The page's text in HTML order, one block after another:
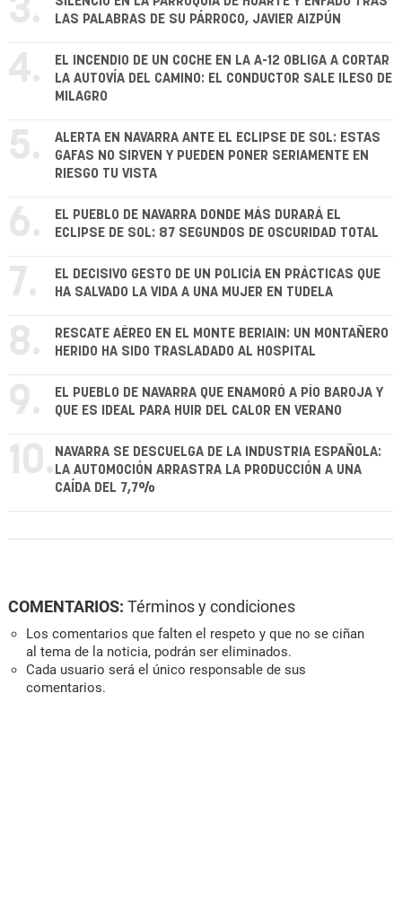
3.
LAS PALABRAS DE SU PÁRROCO, JAVIER AIZPÚN
4.
EL INCENDIO DE UN COCHE EN LA A-12 OBLIGA A CORTAR
LA AUTOVÍA DEL CAMINO: EL CONDUCTOR SALE ILESO DE
MILAGRO
5.
ALERTA EN NAVARRA ANTE EL ECLIPSE DE SOL: ESTAS
GAFAS NO SIRVEN Y PUEDEN PONER SERIAMENTE EN
RIESGO TU VISTA
6.
EL PUEBLO DE NAVARRA DONDE MÁS DURARÁ EL
ECLIPSE DE SOL: 87 SEGUNDOS DE OSCURIDAD TOTAL
7.
EL DECISIVO GESTO DE UN POLICÍA EN PRÁCTICAS QUE
HA SALVADO LA VIDA A UNA MUJER EN TUDELA
8.
RESCATE AÉREO EN EL MONTE BERIAIN: UN MONTAÑERO
HERIDO HA SIDO TRASLADADO AL HOSPITAL
9.
EL PUEBLO DE NAVARRA QUE ENAMORÓ A PÍO BAROJA Y
QUE ES IDEAL PARA HUIR DEL CALOR EN VERANO
10. NAVARRA SE DESCUELGA DE LA INDUSTRIA ESPAÑOLA:
LA AUTOMOCIÓN ARRASTRA LA PRODUCCIÓN A UNA
CAÍDA DEL 7,7%
COMENTARIOS: Términos y condiciones
Los comentarios que falten el respeto y que no se ciñan
al tema de la noticia, podrán ser eliminados.
Cada usuario será el único responsable de sus
comentarios.